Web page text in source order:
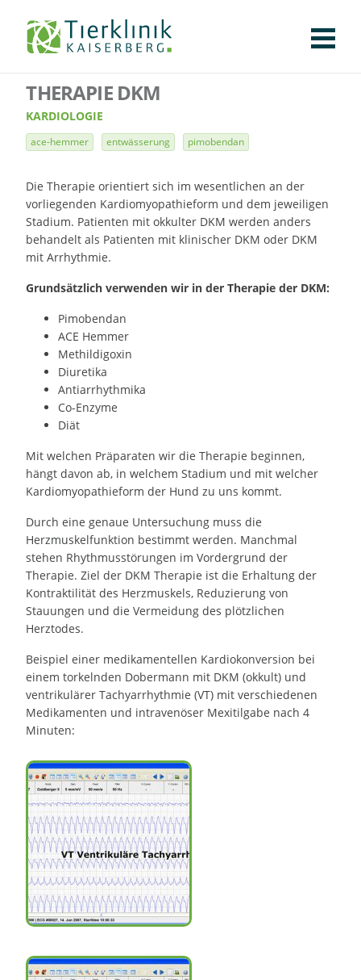
KLINIK
CHIRURGIE
AUGENHEILKUNDE
KARDIOLOGIE
BILDGEBUNG
INNERE MEDIZIN
WEITERE
AKTUELLES
KARRIERE
VERANSTALTUNGEN
PUBLIKATIONEN
DOWNLOADS
LEXIKON
KONTAKT
Tierklinik
Kaiserberg
THERAPIE DKM
KARDIOLOGIE
ace-hemmer entwässerung pimobendan
Die Therapie orientiert sich im wesentlichen an der
vorliegenden Kardiomyopathieform und dem jeweiligen
Stadium. Patienten mit okkulter DKM werden anders
behandelt als Patienten mit klinischer DKM oder DKM
mit Arrhythmie.
Grundsätzlich verwenden wir in der Therapie der DKM:
Pimobendan
ACE Hemmer
Methildigoxin
Diuretika
Antiarrhythmika
Co-Enzyme
Diät
Mit welchen Präparaten wir die Therapie beginnen,
hängt davon ab, in welchem Stadium und mit welcher
Kardiomyopathieform der Hund zu uns kommt.
Durch eine genaue Untersuchung muss die
Herzmuskelfunktion bestimmt werden. Manchmal
stehen Rhythmusstörungen im Vordergrund der
Therapie. Ziel der DKM Therapie ist die Erhaltung der
Kontraktilität des Herzmuskels, Reduzierung von
Stauungen und die Vermeidung des plötzlichen
Herztodes.
Beispiel einer medikamentellen Kardiokonversion bei
einem torkelnden Dobermann mit DKM (okkult) und
ventrikulärer Tachyarrhythmie (VT) mit verschiedenen
Medikamenten und intravenöser Mexitilgabe nach 4
Minuten: